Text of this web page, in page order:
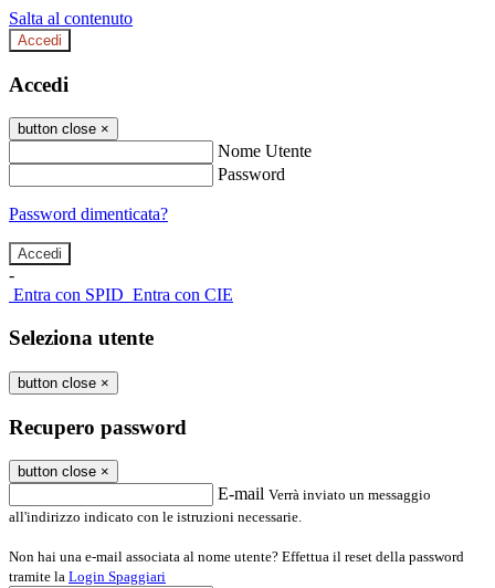
Salta al contenuto
Accedi
Accedi
button close ×
Nome Utente
Password
Password dimenticata?
-
Entra con SPID Entra con CIE
Seleziona utente
button close ×
Recupero password
button close ×
E-mail Verrà inviato un messaggio
all'indirizzo indicato con le istruzioni necessarie.
Non hai una e-mail associata al nome utente? Effettua il reset della password
tramite la Login Spaggiari